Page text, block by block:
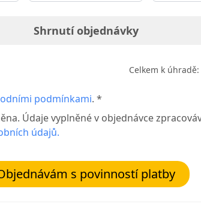
Shrnutí objednávky
Celkem k úhradě:
podmínkami. *
Údaje vyplněné v objednávce
údajů.
s povinností platby